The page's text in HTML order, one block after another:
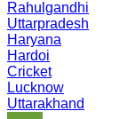
Rahulgandhi
Uttarpradesh
Haryana
Hardoi
Cricket
Lucknow
Uttarakhand